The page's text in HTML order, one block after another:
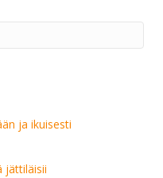
ja ikuisesti
jättiläisii